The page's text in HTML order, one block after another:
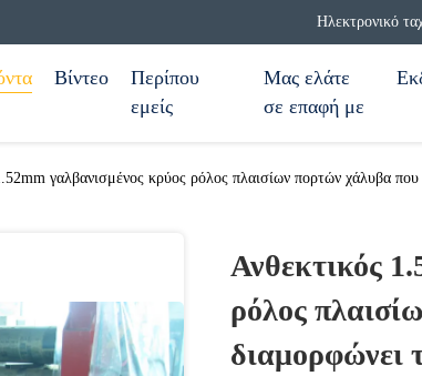
Ηλεκτρονικό
Βίντεο
Περίπου
εμείς
Μας ελάτε
σε επαφή με
γαλβανισμένος κρύος ρόλος πλαισίων πορτών χάλυβα
Ανθεκτικός
ρόλος
διαμορφώνει